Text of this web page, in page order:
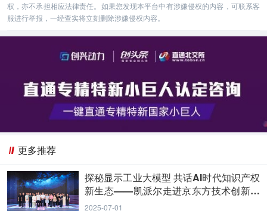
权，亦不承担相应法律责任。如果您发现本平台中有涉嫌侵权的内容，可联系客
服进行举报，一经查实将立刻删除涉嫌侵权内容。
更多推荐
探秘显示工业大模型 共话AI时代知识产权
新生态——凯派尔走进京东方技术创新中
心
2025-07-01